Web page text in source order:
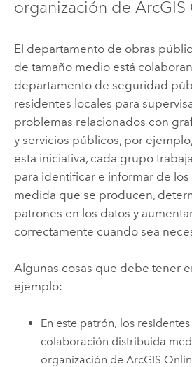
organización de
El departamento de obras
de tamaño medio está
departamento de seguridad
residentes locales para
problemas relacionados con
y servicios públicos, por
esta iniciativa, cada grupo
para identificar e informar de
medida que se producen,
patrones en los datos y
correctamente cuando sea
Algunas cosas que debe tener
ejemplo:
En este patrón, los
colaboración distribuida
organización deArcGIS